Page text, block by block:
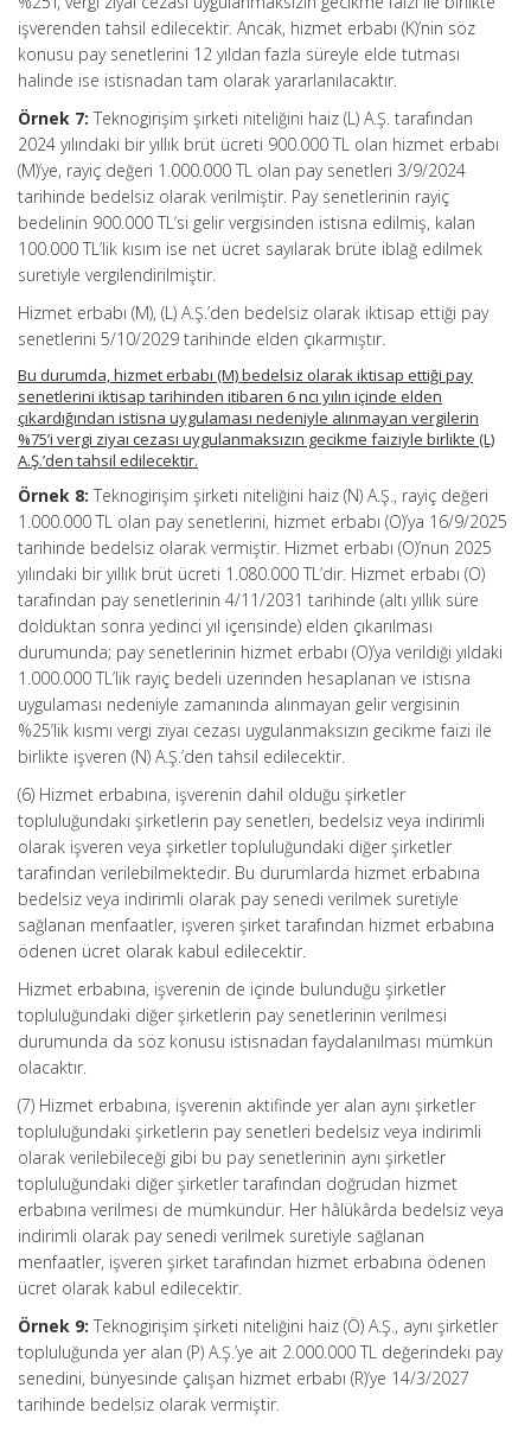
işverenden tahsil edilecektir. Ancak, hizmet erbabı (K)’nin söz
konusu pay senetlerini 12 yıldan fazla süreyle elde tutması
halinde ise istisnadan tam olarak yararlanılacaktır.
Örnek 7: Teknogirişim şirketi niteliğini haiz (L) A.Ş. tarafından
2024 yılındaki bir yıllık brüt ücreti 900.000 TL olan hizmet erbabı
(M)’ye, rayiç değeri 1.000.000 TL olan pay senetleri 3/9/2024
tarihinde bedelsiz olarak verilmiştir. Pay senetlerinin rayiç
bedelinin 900.000 TL’si gelir vergisinden istisna edilmiş, kalan
100.000 TL’lik kısım ise net ücret sayılarak brüte iblağ edilmek
suretiyle vergilendirilmiştir.
Hizmet erbabı (M), (L) A.Ş.’den bedelsiz olarak iktisap ettiği pay
senetlerini 5/10/2029 tarihinde elden çıkarmıştır.
Bu durumda, hizmet erbabı (M) bedelsiz olarak iktisap ettiği pay
senetlerini iktisap tarihinden itibaren 6 ncı yılın içinde elden
çıkardığından istisna uygulaması nedeniyle alınmayan vergilerin
%75’i vergi ziyaı cezası uygulanmaksızın gecikme faiziyle birlikte (L)
A.Ş.’den tahsil edilecektir.
Örnek 8: Teknogirişim şirketi niteliğini haiz (N) A.Ş., rayiç değeri
1.000.000 TL olan pay senetlerini, hizmet erbabı (O)’ya 16/9/2025
tarihinde bedelsiz olarak vermiştir. Hizmet erbabı (O)’nun 2025
yılındaki bir yıllık brüt ücreti 1.080.000 TL’dir. Hizmet erbabı (O)
tarafından pay senetlerinin 4/11/2031 tarihinde (altı yıllık süre
dolduktan sonra yedinci yıl içerisinde) elden çıkarılması
durumunda; pay senetlerinin hizmet erbabı (O)’ya verildiği yıldaki
1.000.000 TL’lik rayiç bedeli üzerinden hesaplanan ve istisna
uygulaması nedeniyle zamanında alınmayan gelir vergisinin
%25’lik kısmı vergi ziyaı cezası uygulanmaksızın gecikme faizi ile
birlikte işveren (N) A.Ş.’den tahsil edilecektir.
(6) Hizmet erbabına, işverenin dahil olduğu şirketler
topluluğundaki şirketlerin pay senetleri, bedelsiz veya indirimli
olarak işveren veya şirketler topluluğundaki diğer şirketler
tarafından verilebilmektedir. Bu durumlarda hizmet erbabına
bedelsiz veya indirimli olarak pay senedi verilmek suretiyle
sağlanan menfaatler, işveren şirket tarafından hizmet erbabına
ödenen ücret olarak kabul edilecektir.
Hizmet erbabına, işverenin de içinde bulunduğu şirketler
topluluğundaki diğer şirketlerin pay senetlerinin verilmesi
durumunda da söz konusu istisnadan faydalanılması mümkün
olacaktır.
(7) Hizmet erbabına, işverenin aktifinde yer alan aynı şirketler
topluluğundaki şirketlerin pay senetleri bedelsiz veya indirimli
olarak verilebileceği gibi bu pay senetlerinin aynı şirketler
topluluğundaki diğer şirketler tarafından doğrudan hizmet
erbabına verilmesi de mümkündür. Her hâlükârda bedelsiz veya
indirimli olarak pay senedi verilmek suretiyle sağlanan
menfaatler, işveren şirket tarafından hizmet erbabına ödenen
ücret olarak kabul edilecektir.
Örnek 9: Teknogirişim şirketi niteliğini haiz (Ö) A.Ş., aynı şirketler
topluluğunda yer alan (P) A.Ş.’ye ait 2.000.000 TL değerindeki pay
senedini, bünyesinde çalışan hizmet erbabı (R)’ye 14/3/2027
tarihinde bedelsiz olarak vermiştir.